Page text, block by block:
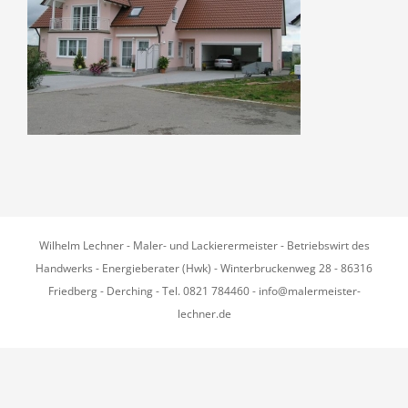
Wilhelm Lechner - Maler- und Lackierermeister - Betriebswirt des
Handwerks - Energieberater (Hwk) - Winterbruckenweg 28 - 86316
Friedberg - Derching - Tel. 0821 784460 - info@malermeister-
lechner.de